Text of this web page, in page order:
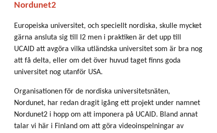
Nordunet2
Europeiska universitet, och speciellt nordiska, skulle mycket
gärna ansluta sig till I2 men i praktiken är det upp till
UCAID att avgöra vilka utländska universitet som är bra nog
att få delta, eller om det över huvud taget finns goda
universitet nog utanför USA.
Organisationen för de nordiska universitetsnäten,
Nordunet, har redan dragit igång ett projekt under namnet
Nordunet2 i hopp om att imponera på UCAID. Bland annat
talar vi här i Finland om att göra videoinspelningar av